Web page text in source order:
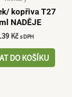
kopřiva T27
NADĚJE
Kč s DPH
DO KOŠÍKU